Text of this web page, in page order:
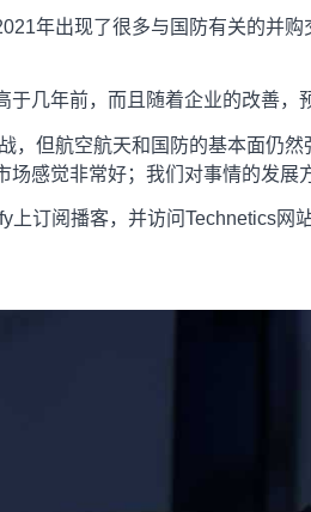
年出现了很多与国防有关的并
于几年前，而且随着企业的改善，
，但航空航天和国防的基本面仍
场感觉非常好；我们对事情的发展
上订阅播客，并访问Technetics网